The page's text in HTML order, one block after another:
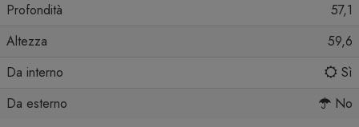
Profondità
57,1
Altezza
59,6
Da interno
Sì
Da esterno
No